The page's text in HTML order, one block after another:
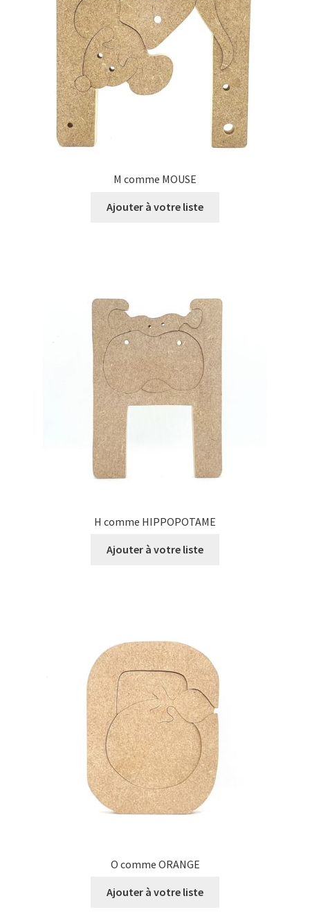
M comme MOUSE
Ajouter à votre liste
H comme HIPPOPOTAME
Ajouter à votre liste
O comme ORANGE
Ajouter à votre liste